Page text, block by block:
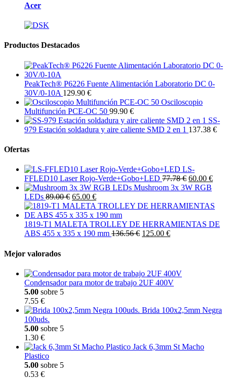
Acer
Productos Destacados
PeakTech® P6226 Fuente Alimentación Laboratorio DC 0-
30V/0-10A 129.90 €
Osciloscopio
Multifunción PCE-OC 50 99.90 €
SS-
979 Estación soldadura y aire caliente SMD 2 en 1 137.38 €
Ofertas
LS-
FFLED10 Laser Rojo-Verde+Gobo+LED 77.78 € 60.00 €
Mushroom 3x 3W RGB
LEDs 89.00 € 65.00 €
1819-T1 MALETA TROLLEY DE HERRAMIENTAS DE
ABS 455 x 335 x 190 mm 136.56 € 125.00 €
Mejor valorados
Condensador para motor de trabajo 2UF 400V
5.00 sobre 5
7.55 €
Brida 100x2,5mm Negra
100uds.
5.00 sobre 5
1.30 €
Jack 6,3mm St Macho
Plastico
5.00 sobre 5
0.53 €